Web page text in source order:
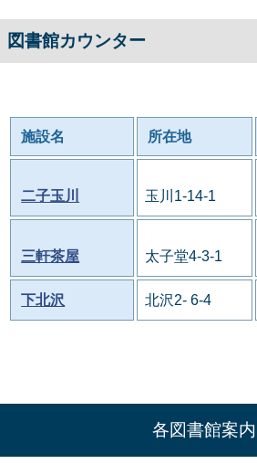
図書館カウンター
施設名 所在地
二子玉川 玉川1-14-1
三軒茶屋 太子堂4-3-1
下北沢 北沢2- 6-4
各図書館案内